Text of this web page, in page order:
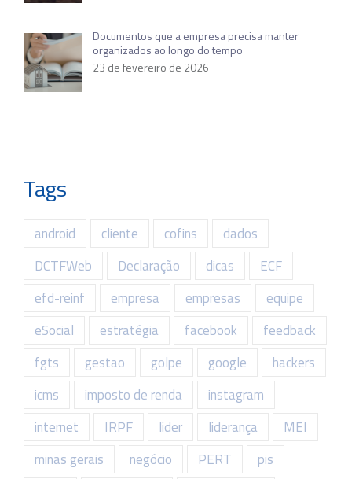
Documentos que a empresa precisa manter
organizados ao longo do tempo
23 de fevereiro de 2026
Tags
android cliente cofins
dados
DCTFWeb
Declaração dicas
ECF
efd-reinf
empresa empresas
equipe
eSocial
estratégia facebook
feedback
fgts
gestao golpe google
hackers
icms
imposto de renda
instagram
internet
IRPF lider liderança
MEI
minas gerais
negócio PERT
pis